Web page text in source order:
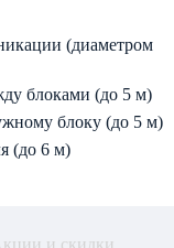
(диаметром
блоками (до 5 м)
блоку (до 5 м)
(до 6 м)